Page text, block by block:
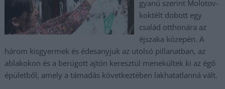
gyanú szerint Molotov-
koktélt dobott egy
család otthonára az
éjszaka közepén. A
három kisgyermek és édesanyjuk az utolsó pillanatban, az
ablakokon és a berúgott ajtón keresztül menekültek ki az égő
épületből, amely a támadás következtében lakhatatlanná vált.